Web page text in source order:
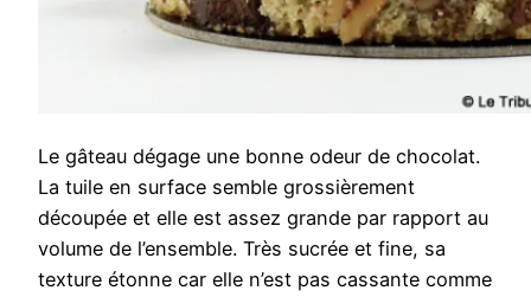
Le gâteau dégage une bonne odeur de chocolat.
La tuile en surface semble grossièrement
découpée et elle est assez grande par rapport au
volume de l’ensemble. Très sucrée et fine, sa
texture étonne car elle n’est pas cassante comme